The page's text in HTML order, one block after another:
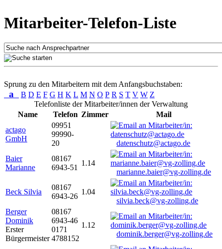
Mitarbeiter-Telefon-Liste
Sprung zu den Mitarbeitern mit dem Anfangsbuchstaben:
a B D E F G H K L M N O P R S T V W Z
Telefonliste der Mitarbeiter/innen der Verwaltung
Name
Telefon Zimmer
Mail
actago
GmbH
09951
99990-
20
datenschutz@actago.de
Baier
Marianne
08167
6943-51
1.14
marianne.baier@vg-zolling.de
Beck Silvia
08167
6943-26
1.04
silvia.beck@vg-zolling.de
Berger
Dominik
Erster
Bürgermeister
08167
6943-46
0171
4788152
1.12
dominik.berger@vg-zolling.de